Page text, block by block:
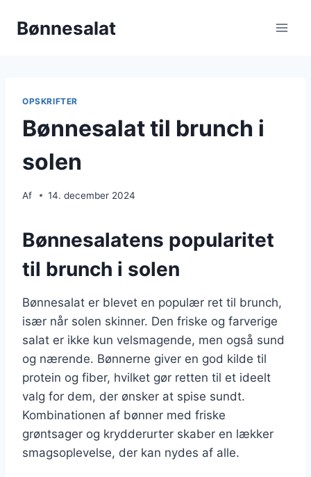
Bønnesalat
OPSKRIFTER
Bønnesalat til brunch i
solen
Af 14. december 2024
Bønnesalatens popularitet
til brunch i solen
Bønnesalat er blevet en populær ret til brunch,
især når solen skinner. Den friske og farverige
salat er ikke kun velsmagende, men også sund
og nærende. Bønnerne giver en god kilde til
protein og fiber, hvilket gør retten til et ideelt
valg for dem, der ønsker at spise sundt.
Kombinationen af bønner med friske
grøntsager og krydderurter skaber en lækker
smagsoplevelse, der kan nydes af alle.